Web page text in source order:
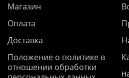
Магазин
Оплата
Доставка
Положение о политике в
отношении обработки